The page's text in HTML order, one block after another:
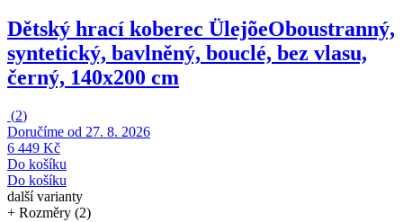
Dětský hrací koberec ÜlejõeOboustranný,
syntetický, bavlněný, bouclé, bez vlasu,
černý, 140x200 cm
(2)
Doručíme od 27. 8. 2026
6 449 Kč
Do košíku
Do košíku
další varianty
+ Rozměry (2)